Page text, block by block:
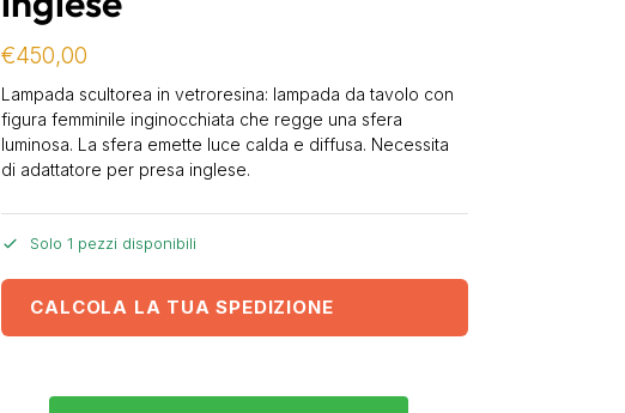
€450,00
Lampada scultorea in vetroresina: lampada da tavolo con
figura femminile inginocchiata che regge una sfera
luminosa. La sfera emette luce calda e diffusa. Necessita
di adattatore per presa inglese.
Solo 1 pezzi disponibili
CALCOLA LA TUA SPEDIZIONE